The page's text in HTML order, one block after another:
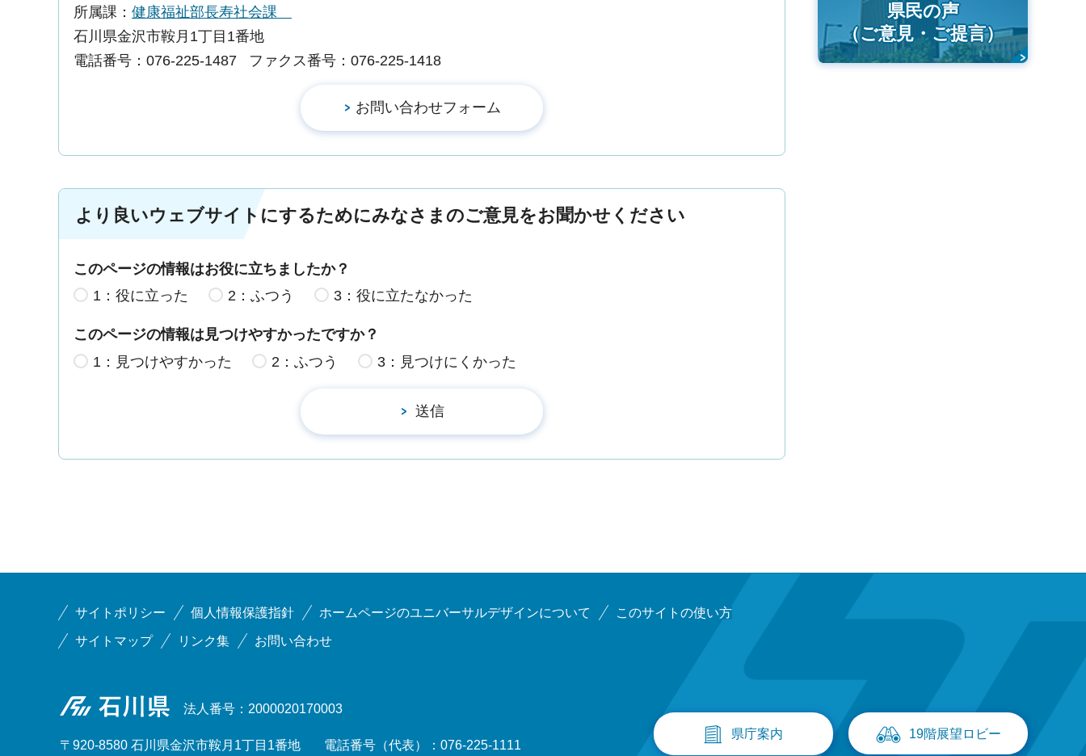
所属課： 健康福祉部長寿社会課
石川県金沢市鞍月1丁目1番地
電話番号：076-225-1487
ファクス番号：076-225-1418
より良いウェブサイトにするためにみなさまのご意見をお聞かせください
このページの情報はお役に立ちましたか？
1：役に立った
2：ふつう 3：役に立たなかった
このページの情報は見つけやすかったですか？
1：見つけやすかった
2：ふつう 3：見つけにくかった
県民の声
（ご意見・ご提言）
サイトポリシー 個人情報保護指針 ホームページのユニバーサルデザインについて このサイトの使い方
サイトマップ リンク集 お問い合わせ
石川県 法人番号：2000020170003
〒920-8580 石川県金沢市鞍月1丁目1番地 電話番号（代表）：076-225-1111
県庁案内 19階展望ロビー